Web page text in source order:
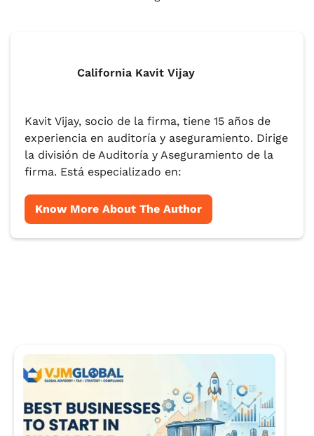
California Kavit Vijay
Kavit Vijay, socio de la firma, tiene 15 años de
experiencia en auditoría y aseguramiento. Dirige
la división de Auditoría y Aseguramiento de la
firma. Está especializado en:
Know More About The Author